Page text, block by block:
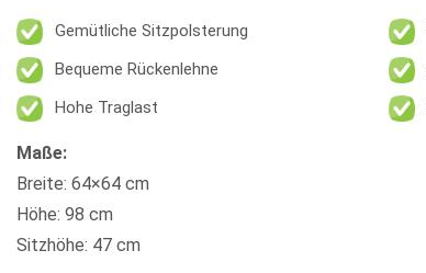
Gemütliche Sitzpolsterung
Bequeme Rückenlehne
Hohe Traglast
Maße:
Breite: 64×64 cm
Höhe: 98 cm
Sitzhöhe: 47 cm